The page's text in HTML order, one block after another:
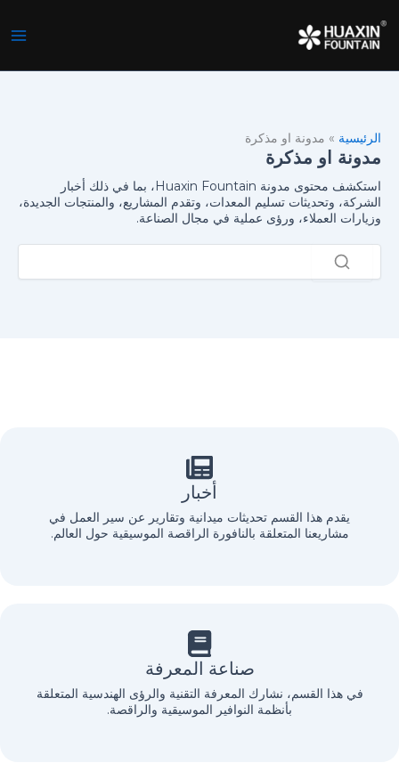
إلى
المحتوى
الرئيسية » مدونة او مذكرة
مدونة او مذكرة
استكشف محتوى مدونة Huaxin Fountain، بما في ذلك أخبار
الشركة، وتحديثات تسليم المعدات، وتقدم المشاريع، والمنتجات الجديدة،
وزيارات العملاء، ورؤى عملية في مجال الصناعة.
أخبار
يقدم هذا القسم تحديثات ميدانية وتقارير عن سير العمل في
مشاريعنا المتعلقة بالنافورة الراقصة الموسيقية حول العالم.
صناعة المعرفة
في هذا القسم، نشارك المعرفة التقنية والرؤى الهندسية المتعلقة
بأنظمة النوافير الموسيقية والراقصة.